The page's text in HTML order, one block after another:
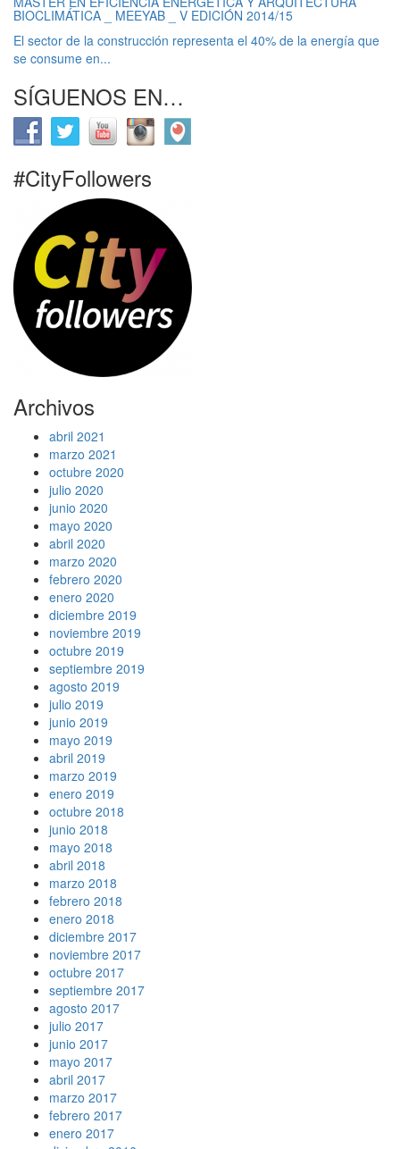
BIOCLIMÁTICA _ MEEYAB _ V EDICIÓN 2014/15
El sector de la construcción representa el 40% de la energía que
se consume en...
SÍGUENOS EN…
#CityFollowers
Archivos
abril 2021
marzo 2021
octubre 2020
julio 2020
junio 2020
mayo 2020
abril 2020
marzo 2020
febrero 2020
enero 2020
diciembre 2019
noviembre 2019
octubre 2019
septiembre 2019
agosto 2019
julio 2019
junio 2019
mayo 2019
abril 2019
marzo 2019
enero 2019
octubre 2018
junio 2018
mayo 2018
abril 2018
marzo 2018
febrero 2018
enero 2018
diciembre 2017
noviembre 2017
octubre 2017
septiembre 2017
agosto 2017
julio 2017
junio 2017
mayo 2017
abril 2017
marzo 2017
febrero 2017
enero 2017